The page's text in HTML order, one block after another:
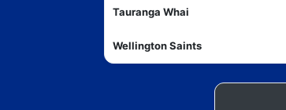
Tauranga Whai
Wellington Saints